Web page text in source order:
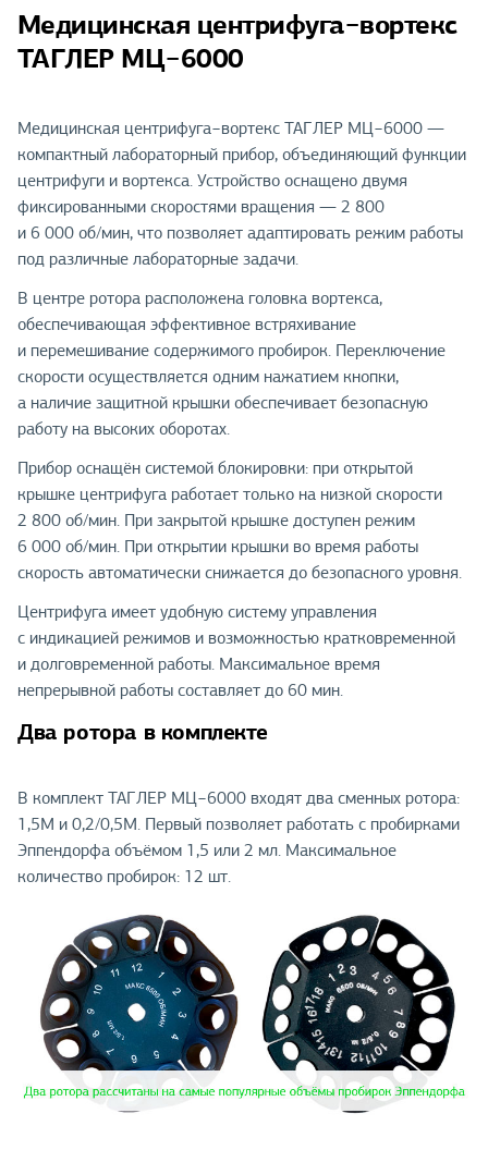
Медицинская центрифуга−вортекс
ТАГЛЕР МЦ−6000
Медицинская центрифуга−вортекс ТАГЛЕР МЦ−6000 —
компактный лабораторный прибор, объединяющий функции
центрифуги и вортекса. Устройство оснащено двумя
фиксированными скоростями вращения — 2 800
и 6 000 об/мин, что позволяет адаптировать режим работы
под различные лабораторные задачи.
В центре ротора расположена головка вортекса,
обеспечивающая эффективное встряхивание
и перемешивание содержимого пробирок. Переключение
скорости осуществляется одним нажатием кнопки,
а наличие защитной крышки обеспечивает безопасную
работу на высоких оборотах.
Прибор оснащён системой блокировки: при открытой
крышке центрифуга работает только на низкой скорости
2 800 об/мин. При закрытой крышке доступен режим
6 000 об/мин. При открытии крышки во время работы
скорость автоматически снижается до безопасного уровня.
Центрифуга имеет удобную систему управления
с индикацией режимов и возможностью кратковременной
и долговременной работы. Максимальное время
непрерывной работы составляет до 60 мин.
Два ротора в комплекте
В комплект ТАГЛЕР МЦ−6000 входят два сменных ротора:
1,5М и 0,2/0,5М. Первый позволяет работать с пробирками
Эппендорфа объёмом 1,5 или 2 мл. Максимальное
количество пробирок: 12 шт.